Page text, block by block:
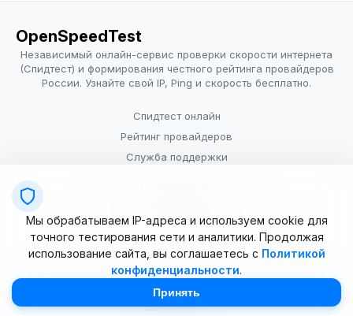
OpenSpeedTest
Независимый онлайн-сервис проверки скорости интернета
(Спидтест) и формирования честного рейтинга провайдеров
России. Узнайте свой IP, Ping и скорость бесплатно.
Спидтест онлайн
Рейтинг провайдеров
Служба поддержки
Условия использования
© 2025–2026 OpenSpeedTest (ИП Долматова В.В.). Все права
Мы обрабатываем IP-адреса и используем cookie для
точного тестирования сети и аналитики. Продолжая
использование сайта, вы соглашаетесь с Политикой
конфиденциальности.
Принять